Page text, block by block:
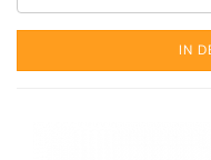
IN